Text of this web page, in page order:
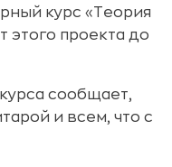
курс «Теория
этого проекта до
сообщает,
и всем, что с